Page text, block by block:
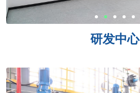
研发中心